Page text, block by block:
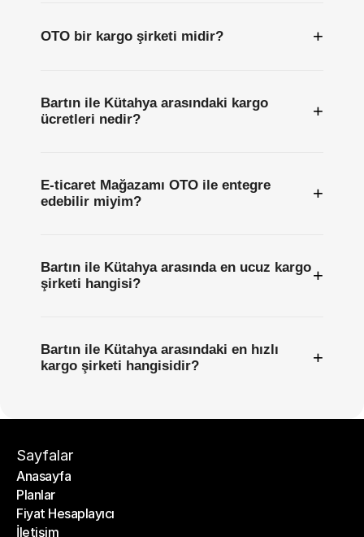
OTO bir kargo şirketi midir? +
Bartın ile Kütahya arasındaki kargo
ücretleri nedir?
+
E-ticaret Mağazamı OTO ile entegre
edebilir miyim?
+
Bartın ile Kütahya arasında en ucuz kargo
şirketi hangisi?
+
Bartın ile Kütahya arasındaki en hızlı
kargo şirketi hangisidir?
+
Sayfalar
Anasayfa
Anasayfa
Planlar
Planlar
Fiyat Hesaplayıcı
Fiyat Hesaplayıcı
İletişim